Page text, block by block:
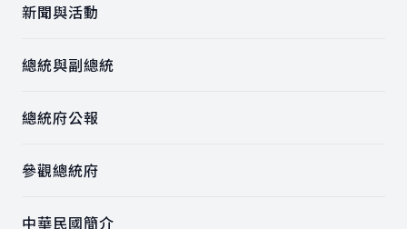
新聞與活動
總統與副總統
總統府公報
參觀總統府
中華民國簡介